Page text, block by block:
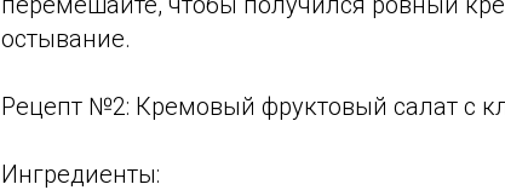
остывание.
Рецепт №2: Кремовый фруктовый салат с
Ингредиенты: